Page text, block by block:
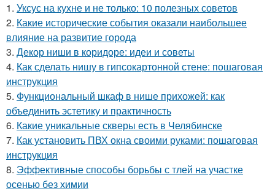
1. Уксус на кухне и не только: 10 полезных советов
2. Какие исторические события оказали наибольшее
влияние на развитие города
3. Декор ниши в коридоре: идеи и советы
4. Как сделать нишу в гипсокартонной стене: пошаговая
инструкция
5. Функциональный шкаф в нише прихожей: как
объединить эстетику и практичность
6. Какие уникальные скверы есть в Челябинске
7. Как установить ПВХ окна своими руками: пошаговая
инструкция
8. Эффективные способы борьбы с тлей на участке
осенью без химии